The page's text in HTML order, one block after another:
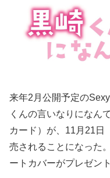
来年2月公開予定の
くんの言いなりになん
カード）が、11月21日
売されることになった
ートカバーがプレゼン